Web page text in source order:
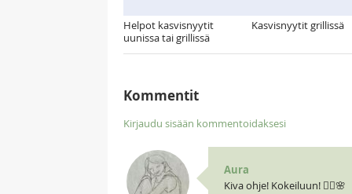
Helpot kasvisnyytit
uunissa tai grillissä
Kasvisnyytit grillissä
Kommentit
Kirjaudu sisään kommentoidaksesi
Aura
Kiva ohje! Kokeiluun! 🧝‍♀️🌸